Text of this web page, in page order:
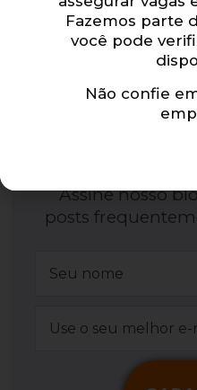
as punições
NÃO PERCA
Assine nosso
posts
Fazemos parte
você pode
Não confie